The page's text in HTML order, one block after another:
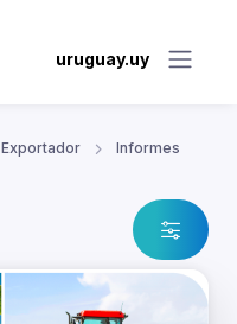
uruguay.uy
Exportador
Informes